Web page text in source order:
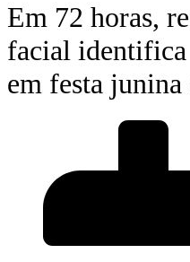
Em 72 horas,
facial
em festa junina